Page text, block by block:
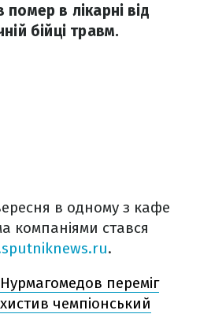
в лікарні від
бійці травм.
в одному з кафе
компаніями стався
.
переміг
чемпіонський